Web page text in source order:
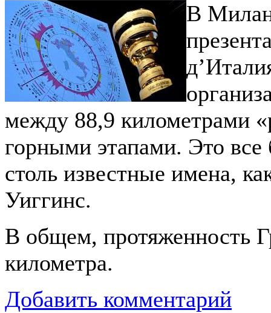
В
между 88,9 километрами
горными этапами. Это
столь известные имена,
Уиггинс.
В общем, протяженность
километра.
Добавить комментарий